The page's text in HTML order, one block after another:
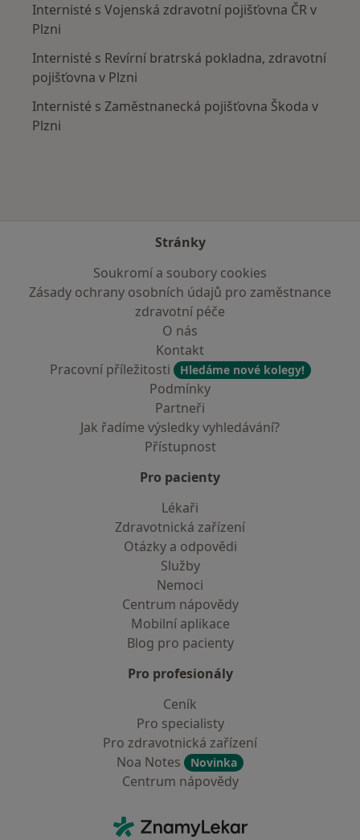
Internisté s Vojenská zdravotní pojišťovna ČR v
Plzni
Internisté s Revírní bratrská pokladna, zdravotní
pojišťovna v Plzni
Internisté s Zaměstnanecká pojišťovna Škoda v
Plzni
Stránky
Soukromí a soubory cookies
Zásady ochrany osobních údajů pro zaměstnance
zdravotní péče
O nás
Kontakt
Pracovní příležitosti
Hledáme nové kolegy!
Podmínky
Partneři
Jak řadíme výsledky vyhledávání?
Přístupnost
Pro pacienty
Lékaři
Zdravotnická zařízení
Otázky a odpovědi
Služby
Nemoci
Centrum nápovědy
Mobilní aplikace
Blog pro pacienty
Pro profesionály
Ceník
Pro specialisty
Pro zdravotnická zařízení
Noa Notes
Novinka
Centrum nápovědy
ZnamyLekar - Hlavní stránka